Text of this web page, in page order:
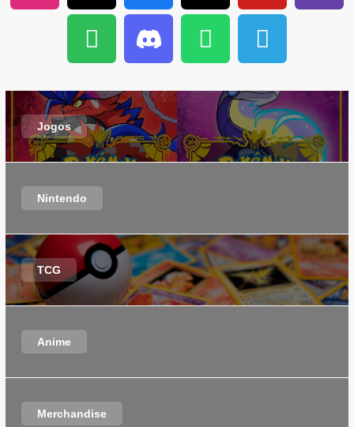
Jogos
Nintendo
TCG
Anime
Merchandise